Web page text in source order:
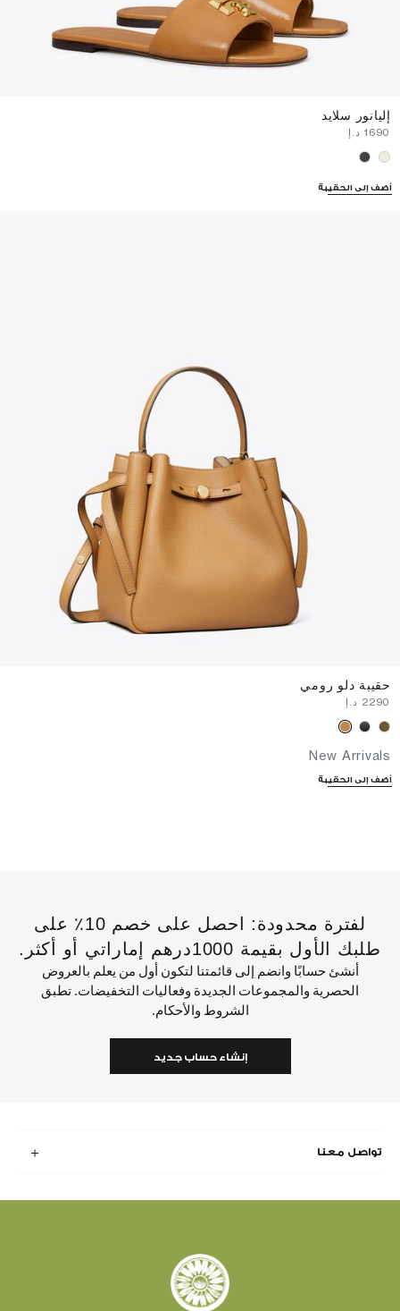
إليانور سلايد
أضف إلى الحقيبة
حقيبة دلو رومي
New Arrivals
أضف إلى الحقيبة
لفترة محدودة: احصل على خصم 10٪ على
طلبك الأول بقيمة 1000درهم إماراتي أو أكثر.
أنشئ حسابًا وانضم إلى قائمتنا لتكون أول من يعلم بالعروض
الحصرية والمجموعات الجديدة وفعاليات التخفيضات. تطبق
الشروط والأحكام.
إنشاء حساب جديد
تواصل معنا